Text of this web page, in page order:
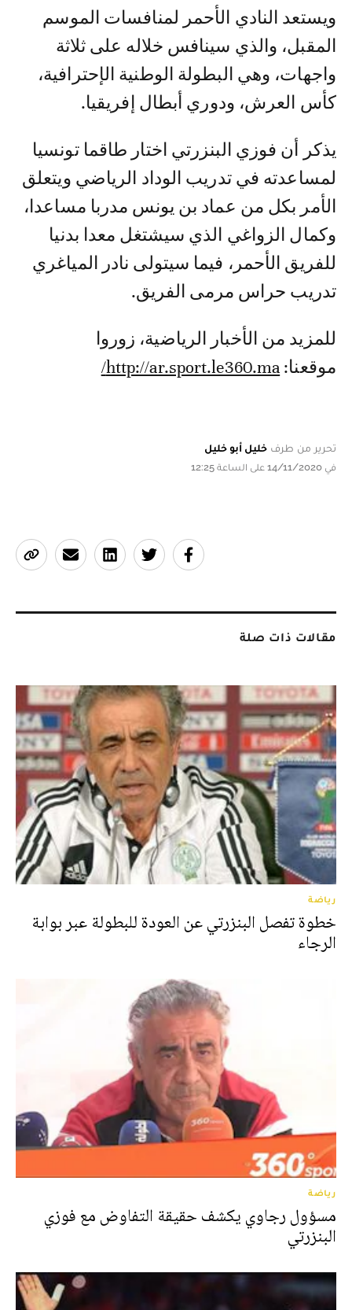
ويستعد النادي الأحمر لمنافسات الموسم
المقبل، والذي سينافس خلاله على ثلاثة
واجهات، وهي البطولة الوطنية الإحترافية،
كأس العرش، ودوري أبطال إفريقيا.
يذكر أن فوزي البنزرتي اختار طاقما تونسيا
لمساعدته في تدريب الوداد الرياضي ويتعلق
الأمر بكل من عماد بن يونس مدربا مساعدا،
وكمال الزواغي الذي سيشتغل معدا بدنيا
للفريق الأحمر، فيما سيتولى نادر المياغري
تدريب حراس مرمى الفريق.
للمزيد من الأخبار الرياضية، زوروا
موقعنا: http://ar.sport.le360.ma/
تحرير من طرف خليل أبو خليل
في 14/11/2020 على الساعة 12:25
مقالات ذات صلة
رياضة
خطوة تفصل البنزرتي عن العودة للبطولة عبر بوابة
الرجاء
رياضة
مسؤول رجاوي يكشف حقيقة التفاوض مع فوزي
البنزرتي